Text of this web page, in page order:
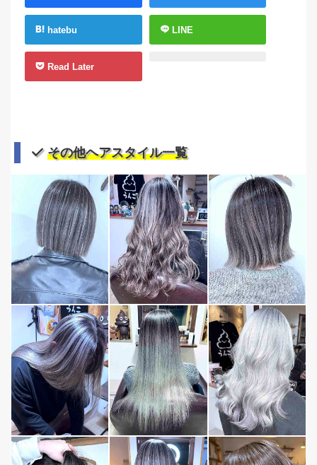
hatebu LINE
Read Later
その他ヘアスタイル一覧